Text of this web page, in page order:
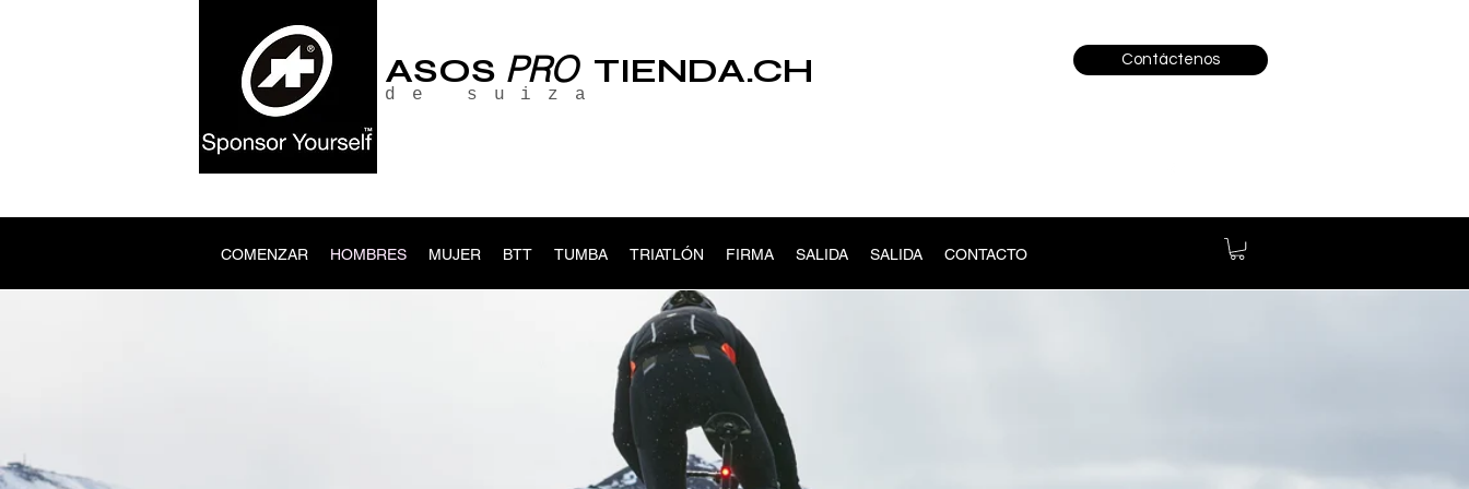
ASOS PROTIENDA.CH
de suiza
Contáctenos
COMENZAR HOMBRES MUJER BTT TUMBA TRIATLÓN FIRMA SALIDA SALIDA CONTACTO